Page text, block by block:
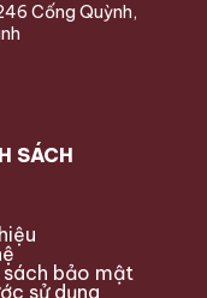
Cống Quỳnh,
SÁCH
sách bảo mật
sử dụng